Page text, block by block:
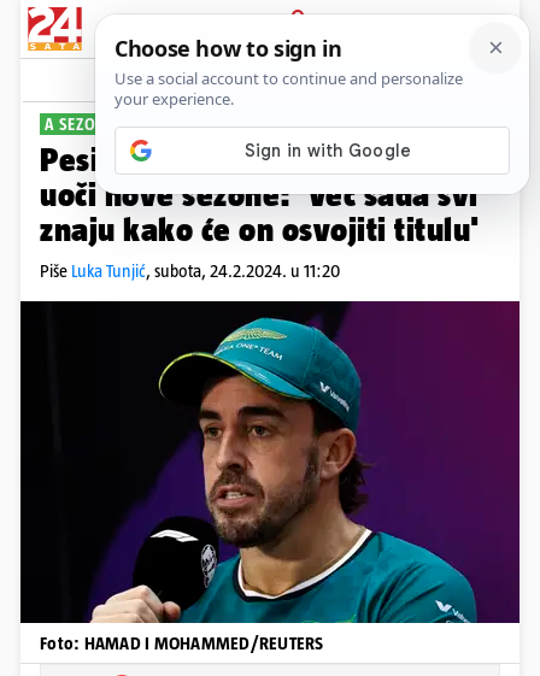
PRIJAVA
Sport Komentari
A SEZONA NIJE NI POČELA
Pesimistične riječi F1 prvaka
uoči nove sezone: 'Već sada svi
znaju kako će on osvojiti titulu'
Piše Luka Tunjić, subota, 24.2.2024. u 11:20
Foto: HAMAD I MOHAMMED/REUTERS